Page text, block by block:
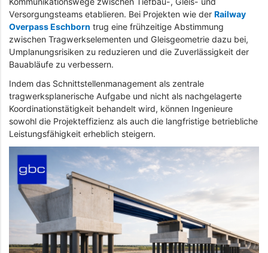
Versorgungsteams etablieren. Bei Projekten wie der Railway
Overpass Eschborn trug eine frühzeitige Abstimmung
zwischen Tragwerkselementen und Gleisgeometrie dazu bei,
Umplanungsrisiken zu reduzieren und die Zuverlässigkeit der
Bauabläufe zu verbessern.
Indem das Schnittstellenmanagement als zentrale
tragwerksplanerische Aufgabe und nicht als nachgelagerte
Koordinationstätigkeit behandelt wird, können Ingenieure
sowohl die Projekteffizienz als auch die langfristige betriebliche
Leistungsfähigkeit erheblich steigern.